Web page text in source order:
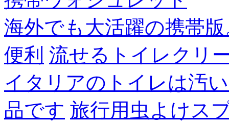
海外でも大活躍の携帯
便利 流せるトイレクリ
イタリアのトイレは汚
品です 旅行用虫よけス